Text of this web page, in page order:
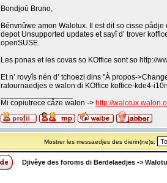
Bondjoû Bruno,
Bénvnûwe amon Walotux. Il est dit so cisse pådje
depot Unsupported updates et sayî d’ trover
openSUSE.
Les ponas et les covas so KOffice sont so http://
Et n’ rovyîs nén d’ tchoezi dins "À propos-
ratournaedjes e walon di KOffice koffice-kde4-
Mi copiutrece cåze walon -> http://
Mostrer les messaedjes des dierin(ne)s:
Djivêye des foroms di Berdelaedjes ->